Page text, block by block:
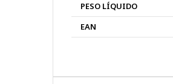
PESO LÍQUIDO
EAN